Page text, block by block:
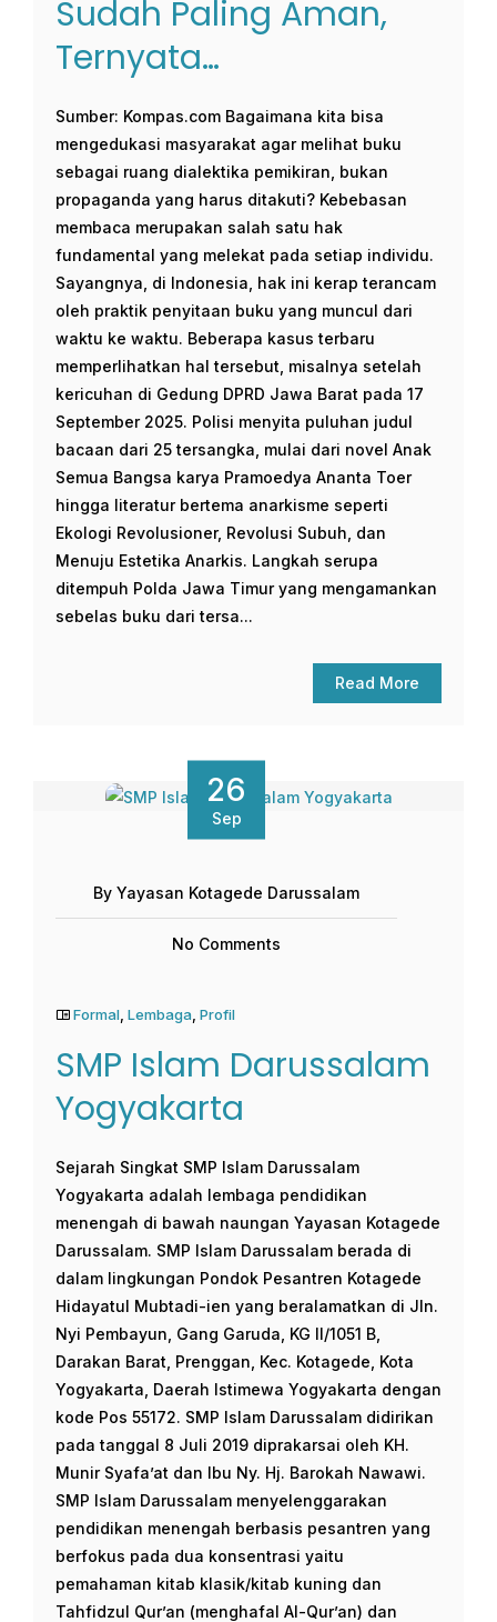
Sudah Paling Aman,
Ternyata…
Sumber: Kompas.com Bagaimana kita bisa
mengedukasi masyarakat agar melihat buku
sebagai ruang dialektika pemikiran, bukan
propaganda yang harus ditakuti? Kebebasan
membaca merupakan salah satu hak
fundamental yang melekat pada setiap individu.
Sayangnya, di Indonesia, hak ini kerap terancam
oleh praktik penyitaan buku yang muncul dari
waktu ke waktu. Beberapa kasus terbaru
memperlihatkan hal tersebut, misalnya setelah
kericuhan di Gedung DPRD Jawa Barat pada 17
September 2025. Polisi menyita puluhan judul
bacaan dari 25 tersangka, mulai dari novel Anak
Semua Bangsa karya Pramoedya Ananta Toer
hingga literatur bertema anarkisme seperti
Ekologi Revolusioner, Revolusi Subuh, dan
Menuju Estetika Anarkis. Langkah serupa
ditempuh Polda Jawa Timur yang mengamankan
sebelas buku dari tersa...
Read More
26
Sep
By Yayasan Kotagede Darussalam
No Comments
Formal Lembaga Profil
SMP Islam Darussalam
Yogyakarta
Sejarah Singkat SMP Islam Darussalam
Yogyakarta adalah lembaga pendidikan
menengah di bawah naungan Yayasan Kotagede
Darussalam. SMP Islam Darussalam berada di
dalam lingkungan Pondok Pesantren Kotagede
Hidayatul Mubtadi-ien yang beralamatkan di Jln.
Nyi Pembayun, Gang Garuda, KG II/1051 B,
Darakan Barat, Prenggan, Kec. Kotagede, Kota
Yogyakarta, Daerah Istimewa Yogyakarta dengan
kode Pos 55172. SMP Islam Darussalam didirikan
pada tanggal 8 Juli 2019 diprakarsai oleh KH.
Munir Syafa’at dan Ibu Ny. Hj. Barokah Nawawi.
SMP Islam Darussalam menyelenggarakan
pendidikan menengah berbasis pesantren yang
berfokus pada dua konsentrasi yaitu
pemahaman kitab klasik/kitab kuning dan
Tahfidzul Qur’an (menghafal Al-Qur’an) dan